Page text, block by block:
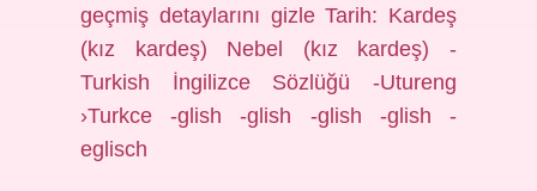
geçmiş detaylarını gizle Tarih: Kardeş
(kız kardeş) Nebel (kız kardeş) -
Turkish İngilizce Sözlüğü -Utureng
›Turkce -glish -glish -glish -glish -
eglisch